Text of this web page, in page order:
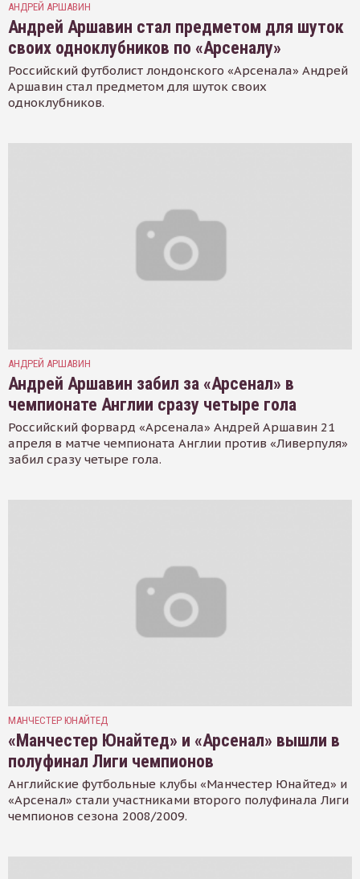
АНДРЕЙ АРШАВИН
Андрей Аршавин стал предметом для шуток
своих одноклубников по «Арсеналу»
Российский футболист лондонского «Арсенала» Андрей
Аршавин стал предметом для шуток своих
одноклубников.
АНДРЕЙ АРШАВИН
Андрей Аршавин забил за «Арсенал» в
чемпионате Англии сразу четыре гола
Российский форвард «Арсенала» Андрей Аршавин 21
апреля в матче чемпионата Англии против «Ливерпуля»
забил сразу четыре гола.
МАНЧЕСТЕР ЮНАЙТЕД
«Манчестер Юнайтед» и «Арсенал» вышли в
полуфинал Лиги чемпионов
Английские футбольные клубы «Манчестер Юнайтед» и
«Арсенал» стали участниками второго полуфинала Лиги
чемпионов сезона 2008/2009.